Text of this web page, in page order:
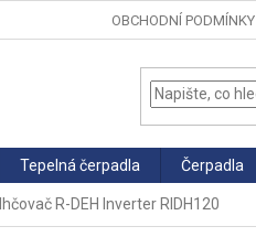
OBCHODNÍ PODMÍNKY
Tepelná čerpadla Čerpadla
R-DEH Inverter RIDH120